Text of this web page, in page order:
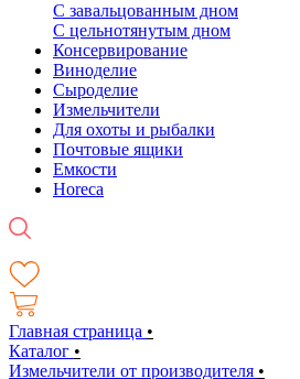
С завальцованным дном
С цельнотянутым дном
Консервирование
Виноделие
Сыроделие
Измельчители
Для охоты и рыбалки
Почтовые ящики
Емкости
Horeca
Главная страница •
Каталог •
Измельчители от производителя •